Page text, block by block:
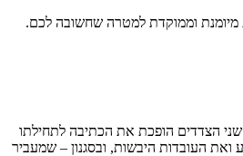
מיומנת וממוקדת למטרה שחשובה לכם.
הצדדים הופכת את הכתיבה לתחילתו
העובדות היבשות, ובסגנון – שמעביר